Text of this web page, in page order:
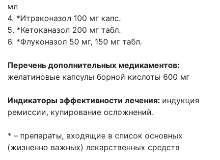
мл
4. *Итраконазол 100 мг капс.
5. *Кетоканазол 200 мг табл.
6. *Флуконазол 50 мг, 150 мг табл.
Перечень дополнительных медикаментов:
желатиновые капсулы борной кислоты 600 мг
Индикаторы эффективности лечения: индукция
ремиссии, купирование осложнений.
* – препараты, входящие в список основных
(жизненно важных) лекарственных средств